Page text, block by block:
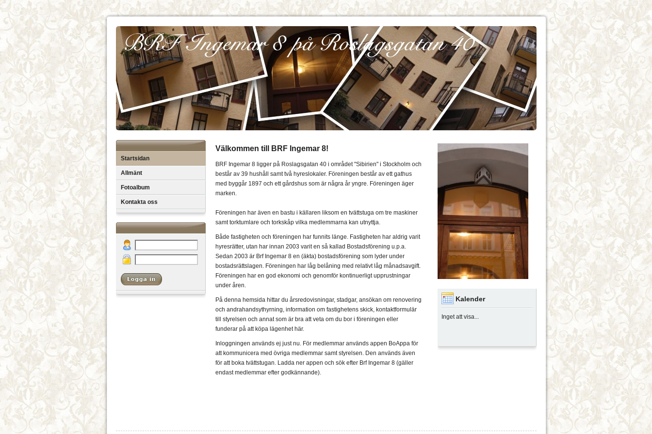
Startsidan
Allmänt
Fotoalbum
Kontakta oss
Välkommen till BRF Ingemar 8!
BRF Ingemar 8 ligger på Roslagsgatan 40 i området "Sibirien" i Stockholm och
består av 39 hushåll samt två hyreslokaler. Föreningen består av ett gathus
med byggår 1897 och ett gårdshus som är några år yngre. Föreningen äger
marken.
Föreningen har även en bastu i källaren liksom en tvättstuga om tre maskiner
samt torktumlare och torkskåp vilka medlemmarna kan utnyttja.
Både fastigheten och föreningen har funnits länge. Fastigheten har aldrig varit
hyresrätter, utan har innan 2003 varit en så kallad Bostadsförening u.p.a.
Sedan 2003 är Brf Ingemar 8 en (äkta) bostadsförening som lyder under
bostadsrättslagen. Föreningen har låg belåning med relativt låg månadsavgift.
Föreningen har en god ekonomi och genomför kontinuerligt upprustningar
under åren.
På denna hemsida hittar du årsredovisningar, stadgar, ansökan om renovering
och andrahandsythyrning, information om fastighetens skick, kontaktformulär
till styrelsen och annat som är bra att veta om du bor i föreningen eller
funderar på att köpa lägenhet här.
Inloggningen används ej just nu. För medlemmar används appen BoAppa för
att kommunicera med övriga medlemmar samt styrelsen. Den används även
för att boka tvättstugan. Ladda ner appen och sök efter Brf Ingemar 8 (gäller
endast medlemmar efter godkännande).
Kalender
Inget att visa...